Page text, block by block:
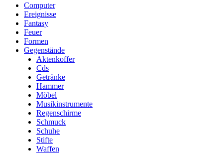
Computer
Ereignisse
Fantasy
Feuer
Formen
Gegenstände
Aktenkoffer
Cds
Getränke
Hammer
Möbel
Musikinstrumente
Regenschirme
Schmuck
Schuhe
Stifte
Waffen